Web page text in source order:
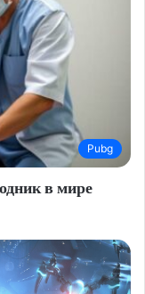
Pubg
в мире